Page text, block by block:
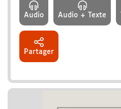
Audio Audio + Texte
Partager